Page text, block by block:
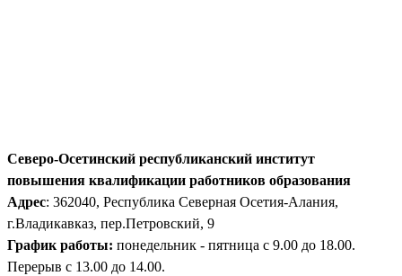
Северо-Осетинский республиканский институт
повышения квалификации работников образования
Адрес: 362040, Республика Северная Осетия-Алания,
г.Владикавказ, пер.Петровский, 9
График работы: понедельник - пятница с 9.00 до 18.00.
Перерыв с 13.00 до 14.00.